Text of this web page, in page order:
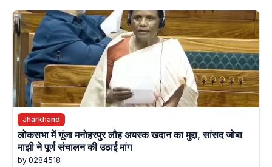
Jharkhand
लोकसभा में गूंजा मनोहरपुर लौह अयस्क खदान का मुद्दा, सांसद जोबा
माझी ने पूर्ण संचालन की उठाई मांग
by 0284518